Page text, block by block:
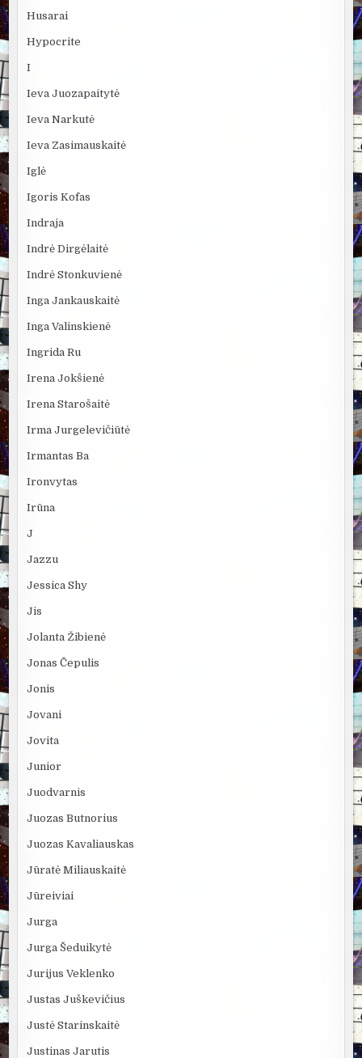
Husarai
Hypocrite
I
Ieva Juozapaitytė
Ieva Narkutė
Ieva Zasimauskaitė
Iglė
Igoris Kofas
Indraja
Indrė Dirgėlaitė
Indrė Stonkuvienė
Inga Jankauskaitė
Inga Valinskienė
Ingrida Ru
Irena Jokšienė
Irena Starošaitė
Irma Jurgelevičiūtė
Irmantas Ba
Ironvytas
Irūna
J
Jazzu
Jessica Shy
Jis
Jolanta Žibienė
Jonas Čepulis
Jonis
Jovani
Jovita
Junior
Juodvarnis
Juozas Butnorius
Juozas Kavaliauskas
Jūratė Miliauskaitė
Jūreiviai
Jurga
Jurga Šeduikytė
Jurijus Veklenko
Justas Juškevičius
Justė Starinskaitė
Justinas Jarutis